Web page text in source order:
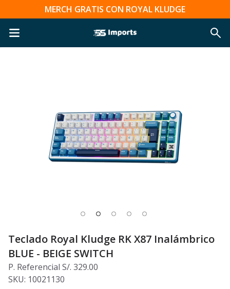
MERCH GRATIS CON ROYAL KLUDGE
Teclado Royal Kludge RK X87 Inalámbrico
BLUE - BEIGE SWITCH
P. Referencial S/. 329.00
SKU: 10021130